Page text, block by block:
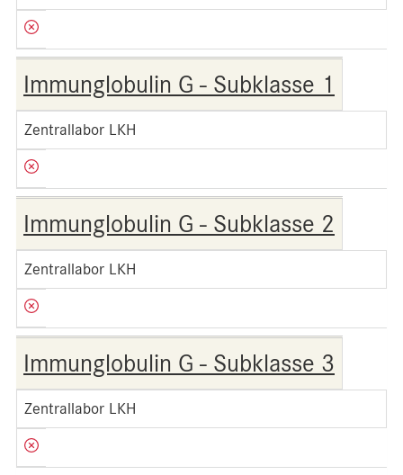
Immunglobulin G - Subklasse 1
Zentrallabor LKH
Immunglobulin G - Subklasse 2
Zentrallabor LKH
Immunglobulin G - Subklasse 3
Zentrallabor LKH